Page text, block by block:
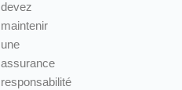
devez
maintenir
une
assurance
responsabilité